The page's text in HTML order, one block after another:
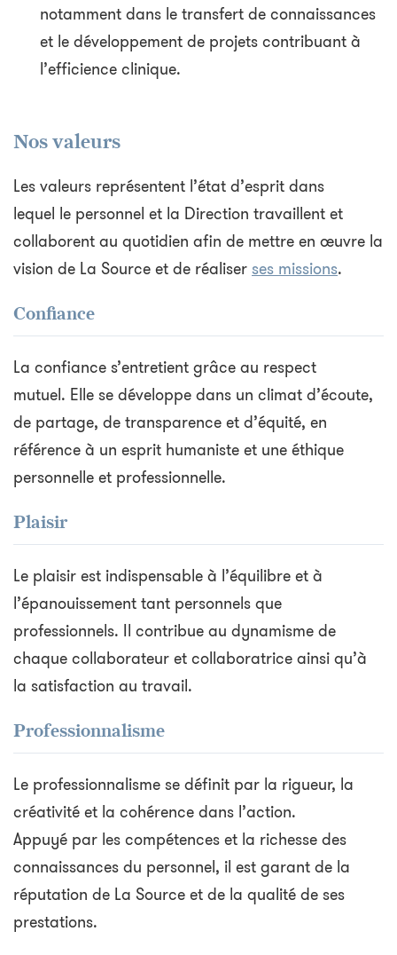
notamment dans le transfert de connaissances
et le développement de projets contribuant à
l’efficience clinique.
Nos valeurs
Les valeurs représentent l’état d’esprit dans
lequel le personnel et la Direction travaillent et
collaborent au quotidien afin de mettre en œuvre la
vision de La Source et de réaliserses missions.
Confiance
La confiance s’entretient grâce au respect
mutuel. Elle se développe dans un climat d’écoute,
de partage, de transparence et d’équité, en
référence à un esprit humaniste et une éthique
personnelle et professionnelle.
Plaisir
Le plaisir est indispensable à l’équilibre et à
l’épanouissement tant personnels que
professionnels. Il contribue au dynamisme de
chaque collaborateur et collaboratrice ainsi qu’à
la satisfaction au travail.
Professionnalisme
Le professionnalisme se définit par la rigueur, la
créativité et la cohérence dans l’action.
Appuyé par les compétences et la richesse des
connaissances du personnel, il est garant de la
réputation de La Source et de la qualité de ses
prestations.